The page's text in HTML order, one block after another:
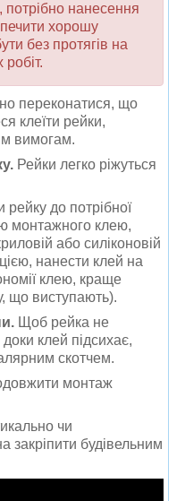
нанесення
хорошу
без протягів на
переконатися, що
клеїти рейки,
вимогам.
Рейки легко ріжуться
рейку до потрібної
монтажного клею,
або силіконовій
нанести клей на
клею, краще
що виступають).
Щоб рейка не
клей підсихає,
скотчем.
монтаж
чи
закріпити будівельним